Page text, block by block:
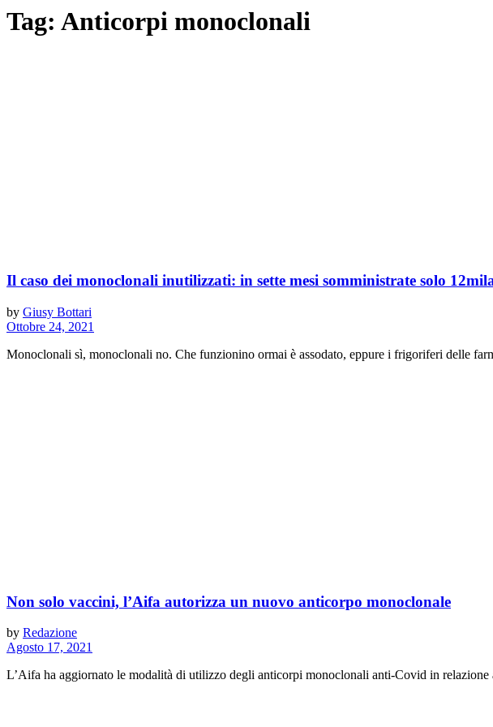
Tag: Anticorpi monoclonali
Il caso dei monoclonali inutilizzati: in sette mesi somministrate solo
by Giusy Bottari
Ottobre 24, 2021
Monoclonali sì, monoclonali no. Che funzionino ormai è assodato, eppure i frigoriferi delle
Non solo vaccini, l’Aifa autorizza un nuovo anticorpo monoclonale
by Redazione
Agosto 17, 2021
L’Aifa ha aggiornato le modalità di utilizzo degli anticorpi monoclonali anti-Covid in relazione